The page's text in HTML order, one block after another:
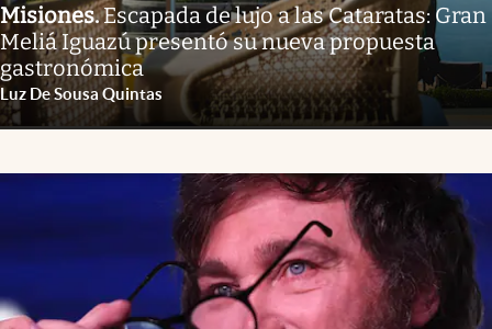
Misiones.Escapada de lujo a las Cataratas: Gran
Meliá Iguazú presentó su nueva propuesta
gastronómica
Luz De Sousa Quintas